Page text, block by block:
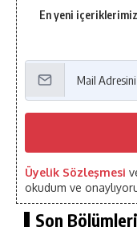
En yeni
Üyelik Sözleşmesi
okudum ve
Son